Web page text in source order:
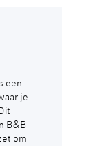
een
je
B&B
om